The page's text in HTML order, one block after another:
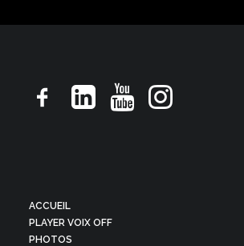
ACCUEIL
PLAYER VOIX OFF
PHOTOS